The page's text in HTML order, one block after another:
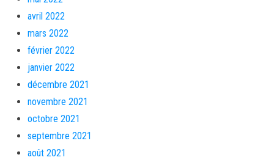
avril 2022
mars 2022
février 2022
janvier 2022
décembre 2021
novembre 2021
octobre 2021
septembre 2021
août 2021